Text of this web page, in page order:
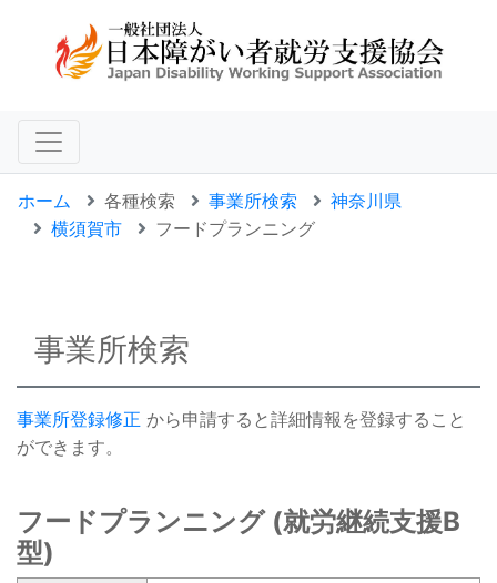
ホーム 各種検索 事業所検索
神奈川県
横須賀市
フードプランニング
事業所検索
事業所登録修正 から申請すると詳細情報を登録すること
ができます。
フードプランニング (就労継続支援B
型)